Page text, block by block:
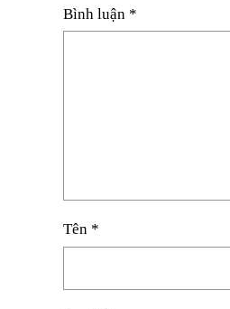
Bình luận *
Tên *